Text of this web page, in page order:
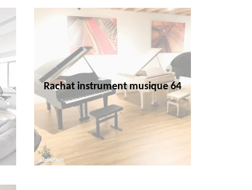
Rachat instrument musique 64